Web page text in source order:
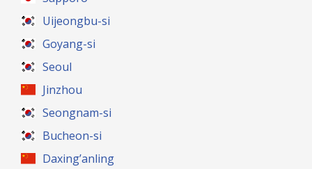
Uijeongbu-si
Goyang-si
Seoul
Jinzhou
Seongnam-si
Bucheon-si
Daxing’anling